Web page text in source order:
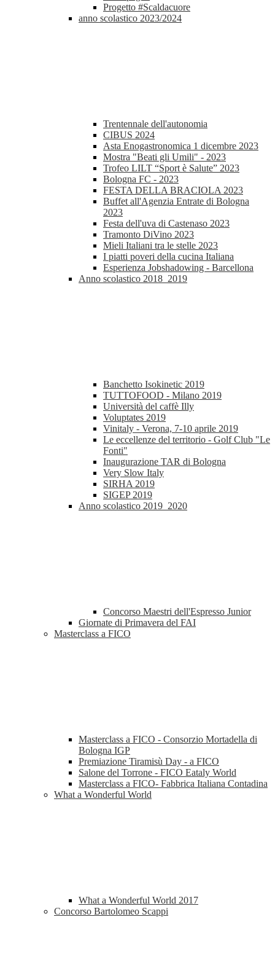
Progetto #Scaldacuore
anno scolastico 2023/2024
Trentennale dell'autonomia
CIBUS 2024
Asta Enogastronomica 1 dicembre 2023
Mostra "Beati gli Umili" - 2023
Trofeo LILT “Sport è Salute” 2023
Bologna FC - 2023
FESTA DELLA BRACIOLA 2023
Buffet all'Agenzia Entrate di Bologna
2023
Festa dell'uva di Castenaso 2023
Tramonto DiVino 2023
Mieli Italiani tra le stelle 2023
I piatti poveri della cucina Italiana
Esperienza Jobshadowing - Barcellona
Anno scolastico 2018_2019
Banchetto Isokinetic 2019
TUTTOFOOD - Milano 2019
Università del caffè Illy
Voluptates 2019
Vinitaly - Verona, 7-10 aprile 2019
Le eccellenze del territorio - Golf Club "Le
Fonti"
Inaugurazione TAR di Bologna
Very Slow Italy
SIRHA 2019
SIGEP 2019
Anno scolastico 2019_2020
Concorso Maestri dell'Espresso Junior
Giornate di Primavera del FAI
Masterclass a FICO
Masterclass a FICO - Consorzio Mortadella di
Bologna IGP
Premiazione Tiramisù Day - a FICO
Salone del Torrone - FICO Eataly World
Masterclass a FICO- Fabbrica Italiana Contadina
What a Wonderful World
What a Wonderful World 2017
Concorso Bartolomeo Scappi